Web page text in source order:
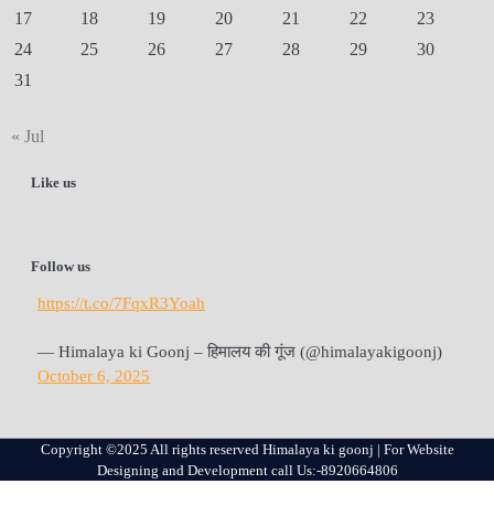
17
18 19 20 21 22
23
24
25 26 27 28 29
30
31
« Jul
Like us
Follow us
https://t.co/7FqxR3Yoah
— Himalaya ki Goonj – हिमालय की गूंज (@himalayakigoonj)
October 6, 2025
Copyright ©2025 All rights reserved Himalaya ki goonj | For Website
Designing and Development call Us:-8920664806